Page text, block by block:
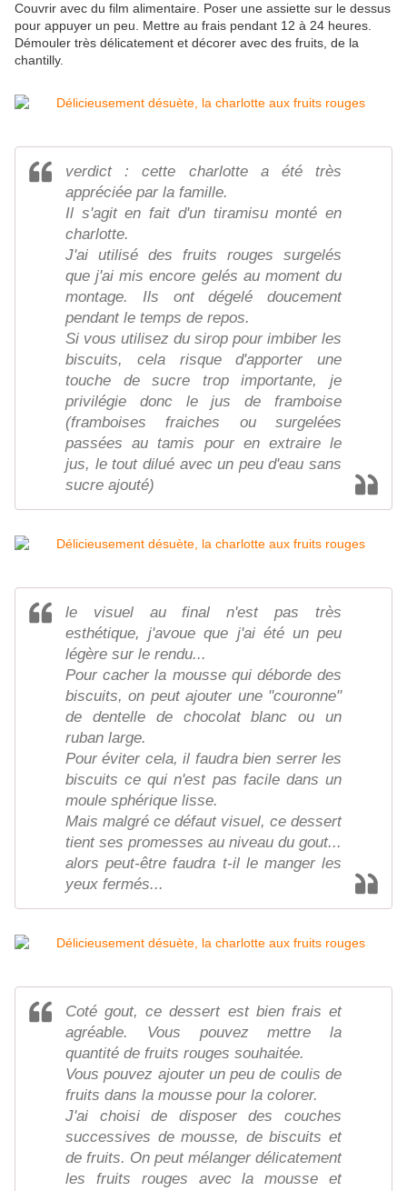
Couvrir avec du film alimentaire. Poser une assiette sur le dessus
pour appuyer un peu. Mettre au frais pendant 12 à 24 heures.
Démouler très délicatement et décorer avec des fruits, de la
chantilly.
verdict : cette charlotte a été très
appréciée par la famille.
Il s'agit en fait d'un tiramisu monté en
charlotte.
J'ai utilisé des fruits rouges surgelés
que j'ai mis encore gelés au moment du
montage. Ils ont dégelé doucement
pendant le temps de repos.
Si vous utilisez du sirop pour imbiber les
biscuits, cela risque d'apporter une
touche de sucre trop importante, je
privilégie donc le jus de framboise
(framboises fraiches ou surgelées
passées au tamis pour en extraire le
jus, le tout dilué avec un peu d'eau sans
sucre ajouté)
le visuel au final n'est pas très
esthétique, j'avoue que j'ai été un peu
légère sur le rendu...
Pour cacher la mousse qui déborde des
biscuits, on peut ajouter une "couronne"
de dentelle de chocolat blanc ou un
ruban large.
Pour éviter cela, il faudra bien serrer les
biscuits ce qui n'est pas facile dans un
moule sphérique lisse.
Mais malgré ce défaut visuel, ce dessert
tient ses promesses au niveau du gout...
alors peut-être faudra t-il le manger les
yeux fermés...
Coté gout, ce dessert est bien frais et
agréable. Vous pouvez mettre la
quantité de fruits rouges souhaitée.
Vous pouvez ajouter un peu de coulis de
fruits dans la mousse pour la colorer.
J'ai choisi de disposer des couches
successives de mousse, de biscuits et
de fruits. On peut mélanger délicatement
les fruits rouges avec la mousse et